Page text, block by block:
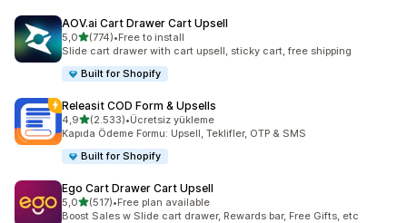
AOV.ai Cart Drawer Cart Upsell
5,05 yıldız üzerinden
(774)
toplam 774 değerlendirme
•Free to install
Slide cart drawer with cart upsell, sticky cart, free shipping
Built for Shopify
Releasit COD Form & Upsells
4,95 yıldız üzerinden
(2.533)
toplam 2533 değerlendirme
•Ücretsiz yükleme
Kapıda Ödeme Formu: Upsell, Teklifler, OTP & SMS
Built for Shopify
Ego Cart Drawer Cart Upsell
5,05 yıldız üzerinden
(517)
toplam 517 değerlendirme
•Free plan available
Boost Sales w Slide cart drawer, Rewards bar, Free Gifts, etc